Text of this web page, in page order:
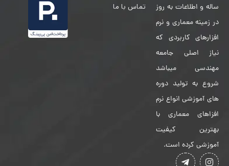
ساله و اطلاعات به روز
در زمینه معماری و نرم
افزارهای کاربردی که
نیاز اصلی جامعه
مهندسی میباشد
شروع به تولید دوره
های آموزشی انواع نرم
افزاهای معماری با
بهترین کیفیت
آموزشی کرده است.
تماس با ما